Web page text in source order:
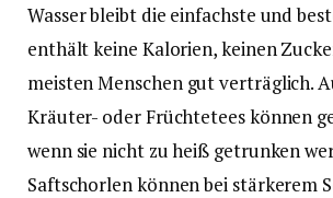
Wasser bleibt die einfachste und
enthält keine Kalorien, keinen
meisten Menschen gut verträglich.
Kräuter- oder Früchtetees können
wenn sie nicht zu heiß getrunken
Saftschorlen können bei stärkerem